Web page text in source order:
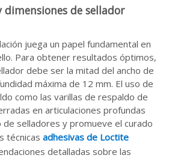
de sellador
juega un papel fundamental en
Para obtener resultados óptimos,
debe ser la mitad del ancho de
máxima de 12 mm. El uso de
como las varillas de respaldo de
en articulaciones profundas
selladores y promueve el curado
técnicas adhesivas de Loctite
detalladas sobre las